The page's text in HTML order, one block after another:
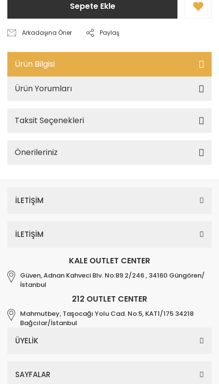
Sepete Ekle
Arkadaşına Öner Paylaş
Ürün Bilgisi
Ürün Yorumları
Taksit Seçenekleri
Önerileriniz
İLETİŞİM
İLETİŞİM
KALE OUTLET CENTER
Güven, Adnan Kahveci Blv. No:89 2/246 , 34160 Güngören/
İstanbul
212 OUTLET CENTER
Mahmutbey, Taşocağı Yolu Cad. No:5, KAT1/175 34218
Bağcılar/İstanbul
ÜYELİK
SAYFALAR